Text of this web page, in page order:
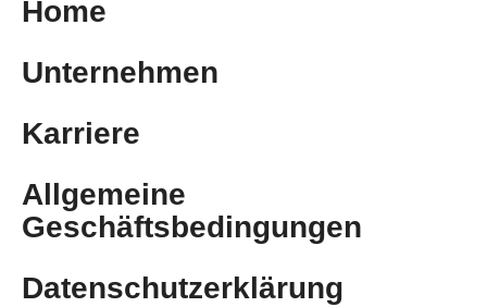
Home
Unternehmen
Karriere
Allgemeine
Geschäftsbedingungen
Daten­schutz­erklärung